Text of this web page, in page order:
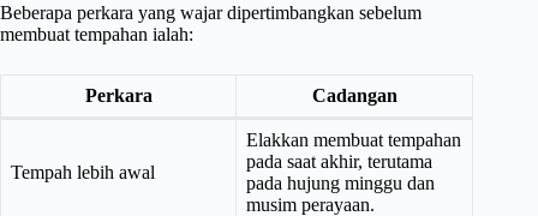
Beberapa perkara yang wajar dipertimbangkan sebelum
membuat tempahan ialah:
Perkara Cadangan
Tempah lebih awal
Elakkan membuat tempahan
pada saat akhir, terutama
pada hujung minggu dan
musim perayaan.